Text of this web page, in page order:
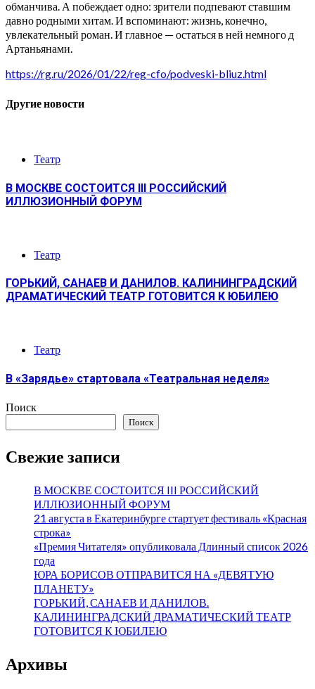
обманчива. А побеждает одно: зрители подпевают ставшим
давно родными хитам. И вспоминают: жизнь, конечно,
увлекательный роман. И главное — остаться в ней немного д
Артаньянами.
https://rg.ru/2026/01/22/reg-cfo/podveski-bliuz.html
Другие новости
Театр
В МОСКВЕ СОСТОИТСЯ III РОССИЙСКИЙ
ИЛЛЮЗИОННЫЙ ФОРУМ
Театр
ГОРЬКИЙ, САНАЕВ И ДАНИЛОВ. КАЛИНИНГРАДСКИЙ
ДРАМАТИЧЕСКИЙ ТЕАТР ГОТОВИТСЯ К ЮБИЛЕЮ
Театр
В «Зарядье» стартовала «Театральная неделя»
Поиск
Поиск
Свежие записи
В МОСКВЕ СОСТОИТСЯ III РОССИЙСКИЙ
ИЛЛЮЗИОННЫЙ ФОРУМ
21 августа в Екатеринбурге стартует фестиваль «Красная
строка»
«Премия Читателя» опубликовала Длинный список 2026
года
ЮРА БОРИСОВ ОТПРАВИТСЯ НА «ДЕВЯТУЮ
ПЛАНЕТУ»
ГОРЬКИЙ, САНАЕВ И ДАНИЛОВ.
КАЛИНИНГРАДСКИЙ ДРАМАТИЧЕСКИЙ ТЕАТР
ГОТОВИТСЯ К ЮБИЛЕЮ
Архивы